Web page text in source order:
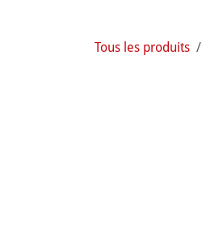
Tous les produits